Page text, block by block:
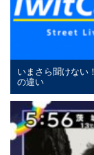
いまさら聞けない
の違い